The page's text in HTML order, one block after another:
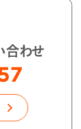
合わせ